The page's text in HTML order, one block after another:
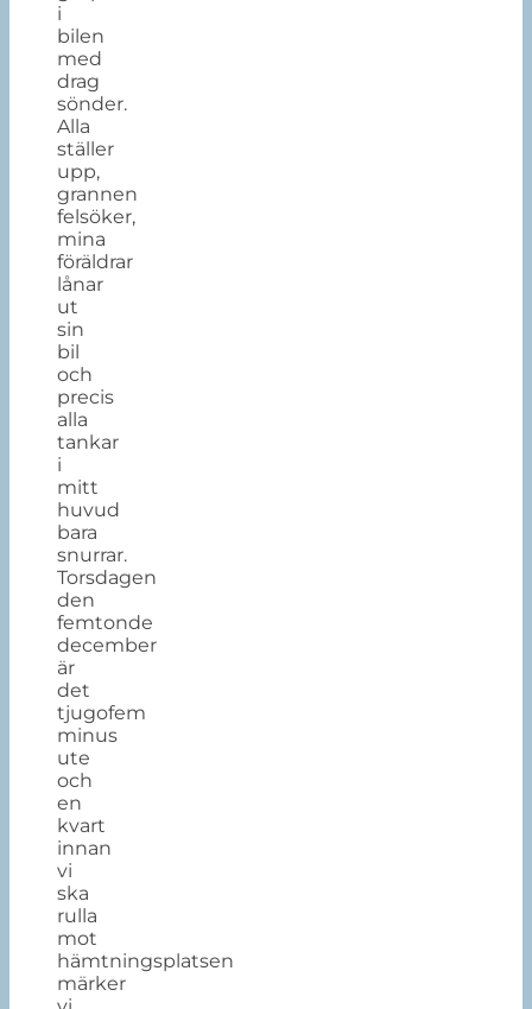
i
bilen
med
drag
sönder.
Alla
ställer
upp,
grannen
felsöker,
mina
föräldrar
lånar
ut
sin
bil
och
precis
alla
tankar
i
mitt
huvud
bara
snurrar.
Torsdagen
den
femtonde
december
är
det
tjugofem
minus
ute
och
en
kvart
innan
vi
ska
rulla
mot
hämtningsplatsen
märker